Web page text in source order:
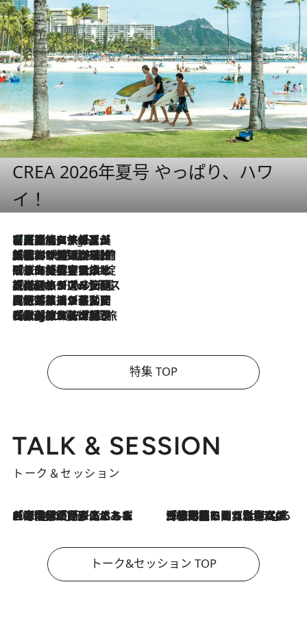
CREA 2026年夏号 やっぱり、ハワ
イ！
3 Hours Ago
【厳選旅コスメ】「多機能アイテムがメイン！」旅好き美容エディターが選んだ夏旅ベストコスメを発表【Mサイズジップ】
2026.8.6
「荷物が増えるほど旅ストレスは増す」美容ジャーナリストがたどり着いた最終結論。“化粧品を劇的に減らす”感動の凝縮美容とは
2026.8.6
「旅先には金髪ウィッグを持参」日本と同じメイクでは損してる!? 美容ジャーナリストが提案する“掟破りの旅美容”とは
2026.8.6
【厳選旅コスメ】「身軽さ＆UV対策重視！」ヘアアーティストshucoが選んだ夏旅ベストコスメを発表【Mサイズジップ】
2026.8.5
【厳選旅コスメ】国内をあちこち移動する河井菜摘が選んだ夏旅ベストコスメ発表！「リラックスアイテムはマスト」【Mサイズジップ】
2026.8.4
【厳選旅コスメ】「紫外線＆乾燥対策しながらメイク感も！」ヘア＆メイクGeorgeが選んだ夏旅ベストコスメを発表！【Mサイズジップ】
特集 TOP
TALK & SESSION
トーク＆セッション
2026.8.3
「今後値上げがあるとすれば…」「リスクがあるのは今年の冬」エネルギー専門家が語る、ホルムズ海峡封鎖が家庭にもたらす“ある心配” 2026.8.3
「住宅建てられない…」「サーチャージ料の高値が続いている」ホルムズ海峡封鎖による影響はいつまで続く？《エネルギー専門家に聞く“どうなる日本の暮らし”》
トーク&セッション TOP